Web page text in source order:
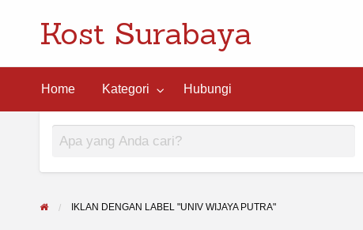
Kost Surabaya
Home Kategori Hubungi
IKLAN DENGAN LABEL "UNIV WIJAYA PUTRA"